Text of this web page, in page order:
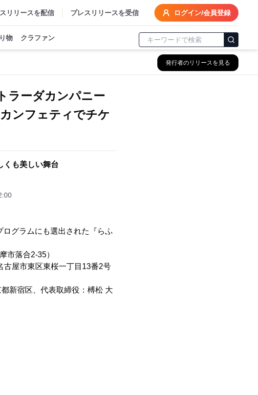
リリースを配信 プレスリリースを受信 ログイン/会員登録
物 クラファン
発行者のリリースを見る
ラーダカンパニー
ンフェティでチケ
も美しい舞台
グラムにも選出された『らふ
市落合2-35）
屋市東区東桜一丁目13番2号
新宿区、代表取締役：榑松 大